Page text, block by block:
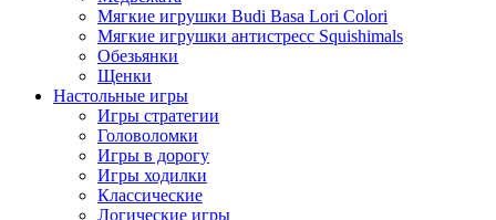
Мягкие игрушки Budi Basa Lori Colori
Мягкие игрушки антистресс Squishimals
Обезьянки
Щенки
Настольные игры
Игры стратегии
Головоломки
Игры в дорогу
Игры ходилки
Классические
Логические игры